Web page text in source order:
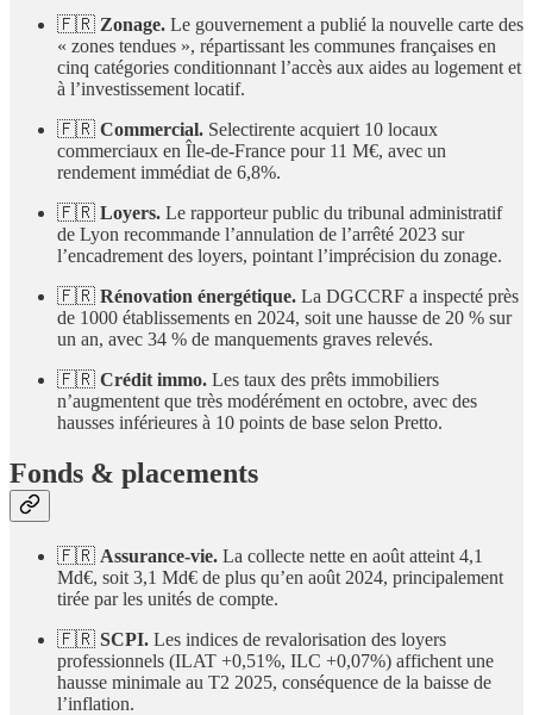
🇫🇷 Zonage. Le gouvernement a publié la nouvelle carte des
« zones tendues », répartissant les communes françaises en
cinq catégories conditionnant l’accès aux aides au logement et
à l’investissement locatif.
🇫🇷 Commercial. Selectirente acquiert 10 locaux
commerciaux en Île-de-France pour 11 M€, avec un
rendement immédiat de 6,8%.
🇫🇷 Loyers. Le rapporteur public du tribunal administratif
de Lyon recommande l’annulation de l’arrêté 2023 sur
l’encadrement des loyers, pointant l’imprécision du zonage.
🇫🇷 Rénovation énergétique. La DGCCRF a inspecté près
de 1000 établissements en 2024, soit une hausse de 20 % sur
un an, avec 34 % de manquements graves relevés.
🇫🇷 Crédit immo. Les taux des prêts immobiliers
n’augmentent que très modérément en octobre, avec des
hausses inférieures à 10 points de base selon Pretto.
Fonds & placements
🇫🇷 Assurance-vie. La collecte nette en août atteint 4,1
Md€, soit 3,1 Md€ de plus qu’en août 2024, principalement
tirée par les unités de compte.
🇫🇷 SCPI. Les indices de revalorisation des loyers
professionnels (ILAT +0,51%, ILC +0,07%) affichent une
hausse minimale au T2 2025, conséquence de la baisse de
l’inflation.